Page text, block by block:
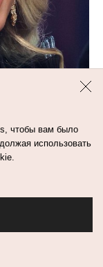
ИЩИТЕ
чтобы вам было
использовать